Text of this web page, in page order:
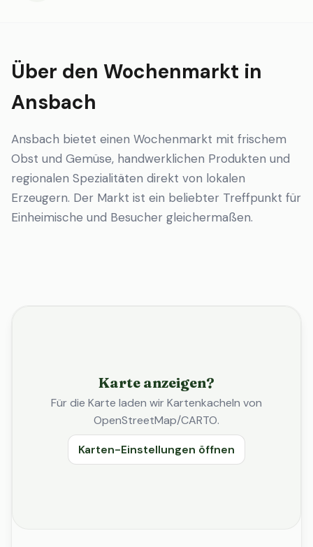
Über den Wochenmarkt in
Ansbach
Ansbach bietet einen Wochenmarkt mit frischem
Obst und Gemüse, handwerklichen Produkten und
regionalen Spezialitäten direkt von lokalen
Erzeugern. Der Markt ist ein beliebter Treffpunkt für
Einheimische und Besucher gleichermaßen.
Karte anzeigen?
Für die Karte laden wir Kartenkacheln von
OpenStreetMap/CARTO.
Karten-Einstellungen öffnen